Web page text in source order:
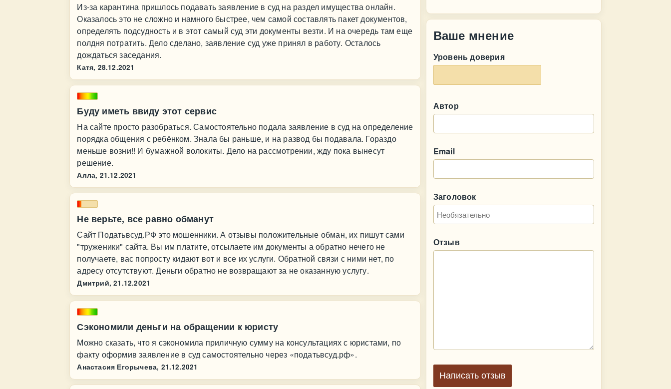
Из-за карантина пришлось подавать заявление в суд на раздел имущества онлайн.
Оказалось это не сложно и намного быстрее, чем самой составлять пакет документов,
определять подсудность и в этот самый суд эти документы везти. И на очередь там еще
полдня потратить. Дело сделано, заявление суд уже принял в работу. Осталось
дождаться заседания.
Катя, 28.12.2021
Буду иметь ввиду этот сервис
На сайте просто разобраться. Самостоятельно подала заявление в суд на определение
порядка общения с ребёнком. Знала бы раньше, и на развод бы подавала. Гораздо
меньше возни!! И бумажной волокиты. Дело на рассмотрении, жду пока вынесут
решение.
Алла, 21.12.2021
Не верьте, все равно обманут
Сайт Податьвсуд.РФ это мошенники. А отзывы положительные обман, их пишут сами
"труженики" сайта. Вы им платите, отсылаете им документы а обратно нечего не
получаете, вас попросту кидают вот и все их услуги. Обратной связи с ними нет, по
адресу отсутствуют. Деньги обратно не возвращают за не оказанную услугу.
Дмитрий, 21.12.2021
Сэкономили деньги на обращении к юристу
Можно сказать, что я сэкономила приличную сумму на консультациях с юристами, по
факту оформив заявление в суд самостоятельно через «податьвсуд.рф».
Анастасия Егорычева, 21.12.2021
Ваше мнение
Уровень доверия
Автор
Email
Заголовок
Отзыв
Написать отзыв